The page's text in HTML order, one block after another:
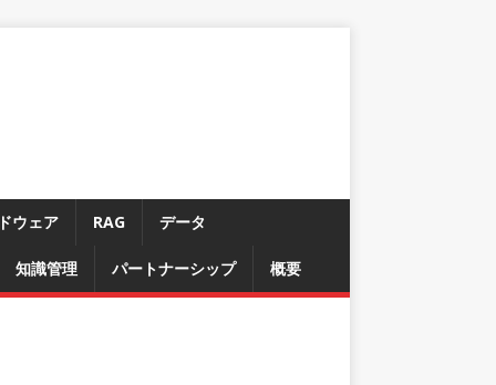
ウェア RAG データ
知識管理 パートナーシップ 概要